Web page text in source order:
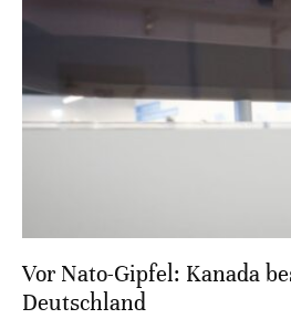
Vor Nato-Gipfel: Kanada
Deutschland